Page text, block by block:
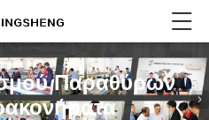
Παραθύρων